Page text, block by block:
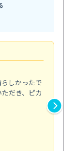
しかったで
だき、ピカ